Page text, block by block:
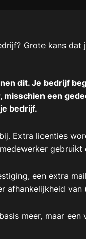
Grote kans dat
dit. Je bedrijf
een
bedrijf.
Extra licenties
een extra
afhankelijkheid
meer, maar